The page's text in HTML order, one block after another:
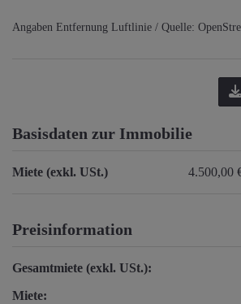
Angaben Entfernung Luftlinie / Quelle:
Basisdaten zur Immobilie
Miete (exkl. USt.) 4.500,00
Preisinformation
Gesamtmiete (exkl. USt.):
Miete: